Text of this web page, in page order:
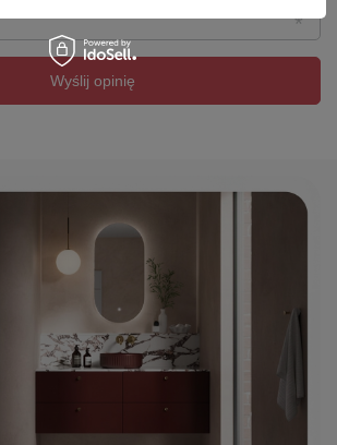
Wyślij opinię